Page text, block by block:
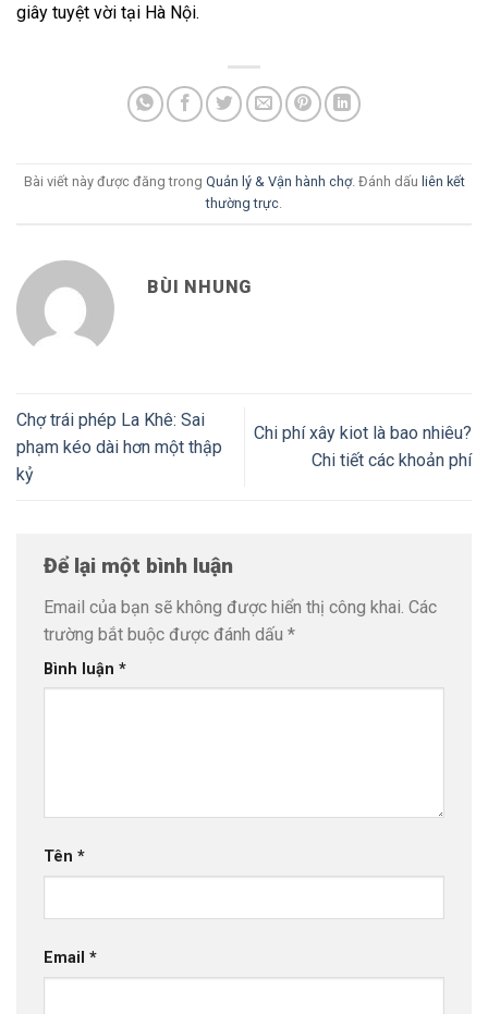
giây tuyệt vời tại Hà Nội.
Bài viết này được đăng trong Quản lý & Vận hành chợ. Đánh dấu liên kết
thường trực
BÙI NHUNG
Chợ trái phép La Khê: Sai
phạm kéo dài hơn một thập
kỷ
Chi phí xây kiot là bao nhiêu?
Chi tiết các khoản phí
Để lại một bình luận
Email của bạn sẽ không được hiển thị công khai. Các
trường bắt buộc được đánh dấu *
Bình luận *
Tên *
Email *